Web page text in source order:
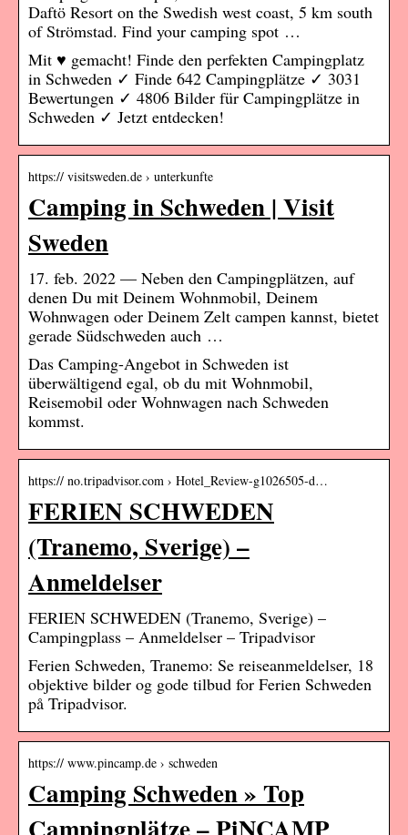
Daftö Resort on the Swedish west coast, 5 km south
of Strömstad. Find your camping spot …
Mit ♥ gemacht! Finde den perfekten Campingplatz
in Schweden ✓ Finde 642 Campingplätze ✓ 3031
Bewertungen ✓ 4806 Bilder für Campingplätze in
Schweden ✓ Jetzt entdecken!
https:// visitsweden.de › unterkunfte
Camping in Schweden | Visit
Sweden
17. feb. 2022 — Neben den Campingplätzen, auf
denen Du mit Deinem Wohnmobil, Deinem
Wohnwagen oder Deinem Zelt campen kannst, bietet
gerade Südschweden auch …
Das Camping-Angebot in Schweden ist
überwältigend egal, ob du mit Wohnmobil,
Reisemobil oder Wohnwagen nach Schweden
kommst.
https:// no.tripadvisor.com › Hotel_Review-g1026505-d…
FERIEN SCHWEDEN
(Tranemo, Sverige) –
Anmeldelser
FERIEN SCHWEDEN (Tranemo, Sverige) –
Campingplass – Anmeldelser – Tripadvisor
Ferien Schweden, Tranemo: Se reiseanmeldelser, 18
objektive bilder og gode tilbud for Ferien Schweden
på Tripadvisor.
https:// www.pincamp.de › schweden
Camping Schweden » Top